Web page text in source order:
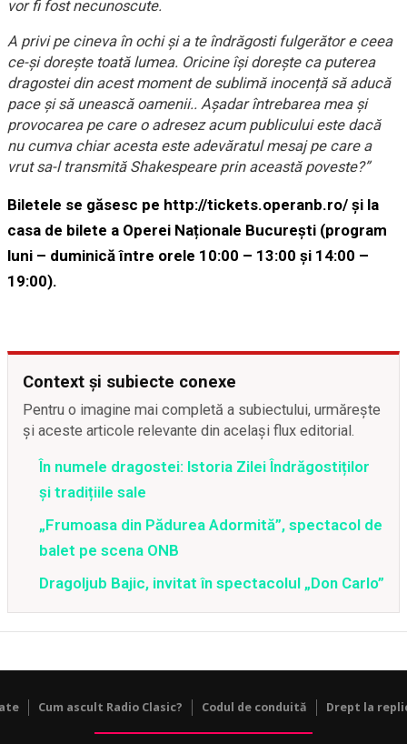
vor fi fost necunoscute.
A privi pe cineva în ochi și a te îndrăgosti fulgerător e ceea
ce-și dorește toată lumea. Oricine își dorește ca puterea
dragostei din acest moment de sublimă inocență să aducă
pace și să unească oamenii.. Așadar întrebarea mea și
provocarea pe care o adresez acum publicului este dacă
nu cumva chiar acesta este adevăratul mesaj pe care a
vrut sa-l transmită Shakespeare prin această poveste?”
Biletele se găsesc pe http://tickets.operanb.ro/ și la
casa de bilete a Operei Naționale București (program
luni – duminică între orele 10:00 – 13:00 și 14:00 –
19:00).
Context și subiecte conexe
Pentru o imagine mai completă a subiectului, urmărește
și aceste articole relevante din același flux editorial.
În numele dragostei: Istoria Zilei Îndrăgostiților
și tradițiile sale
„Frumoasa din Pădurea Adormită”, spectacol de
balet pe scena ONB
Dragoljub Bajic, invitat în spectacolul „Don Carlo”
Cum ascult Radio Clasic? Codul de conduită Drept la